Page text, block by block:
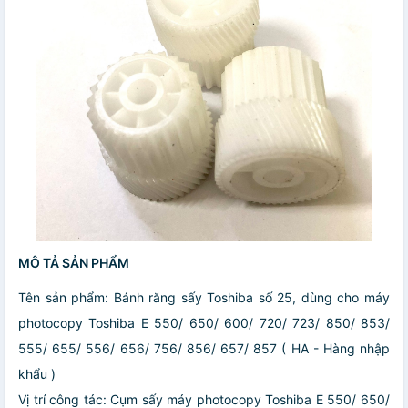
MÔ TẢ SẢN PHẨM
Tên sản phẩm: Bánh răng sấy Toshiba số 25, dùng cho máy
photocopy Toshiba E 550/ 650/ 600/ 720/ 723/ 850/ 853/
555/ 655/ 556/ 656/ 756/ 856/ 657/ 857 ( HA - Hàng nhập
khẩu )
Vị trí công tác: Cụm sấy máy photocopy Toshiba E 550/ 650/